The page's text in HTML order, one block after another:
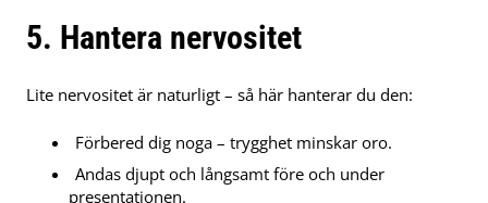
5. Hantera nervositet
Lite nervositet är naturligt – så här hanterar du den:
Förbered dig noga – trygghet minskar oro.
Andas djupt och långsamt före och under
presentationen.